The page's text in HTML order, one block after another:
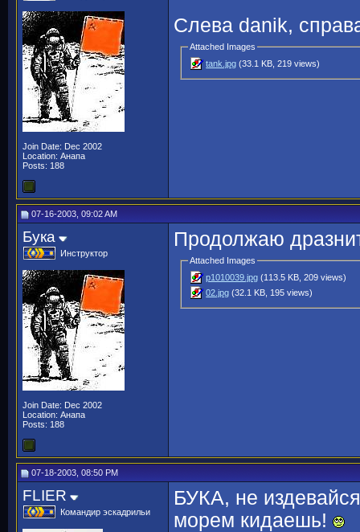
Join Date: Dec 2002
Location: Анапа
Posts: 188
Слева danik,
Attached Images
tank.jpg (33.1 KB, 219 views)
07-16-2003, 09:02 AM
Бука
Инструктор
Join Date: Dec 2002
Location: Анапа
Posts: 188
Продолжаю
Attached Images
p1010039.jpg (113.5 KB, 209 views)
02.jpg (32.1 KB, 195 views)
07-18-2003, 08:50 PM
FLIER
Командир эскадрильи
БУКА, не
морем кидаешь!